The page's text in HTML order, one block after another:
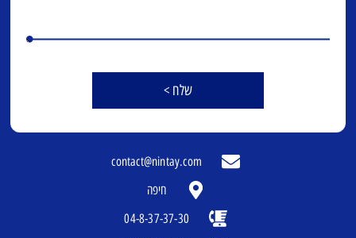
שלח >
contact@nintay.com
חיפה
04-8-37-37-30